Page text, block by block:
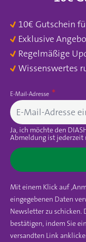
10€ Gutschein
Exklusive
Regelmäßige
Wissenswertes
E-Mail-Adresse
Ja, ich möchte den
Abmeldung ist jederzeit
Mit einem Klick auf
eingegebenen Daten
Newsletter zu schicken.
bestätigen, indem Sie
versandten Link